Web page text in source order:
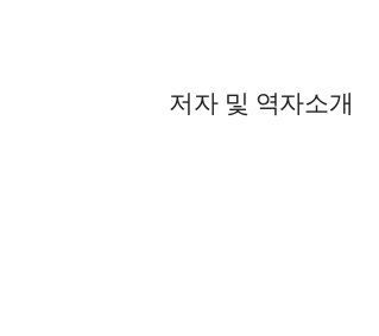
저자 및 역자소개